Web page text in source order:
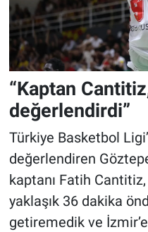
“Kaptan
değerlendirdi”
Türkiye Basketbol
değerlendiren
kaptanı Fatih Cantitiz,
yaklaşık 36 dakika
getiremedik ve